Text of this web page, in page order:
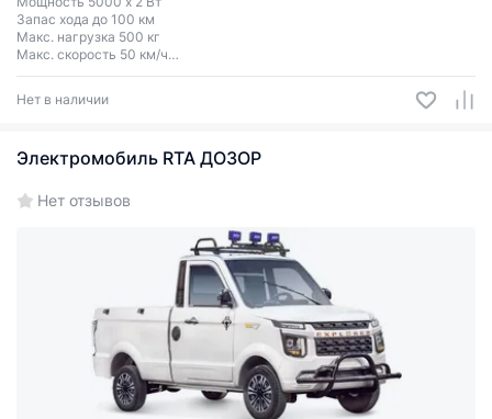
Запас хода до 100 км
Макс. нагрузка 500 кг
Макс. скорость 50 км/ч
Колеса R15
Нет в наличии
Электромобиль RTA ДОЗОР
Нет отзывов